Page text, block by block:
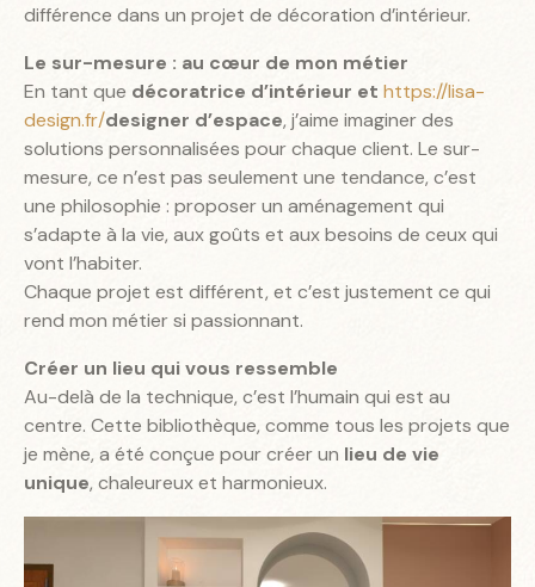
différence dans un projet de décoration d’intérieur.
Le sur-mesure : au cœur de mon métier
En tant que décoratrice d’intérieur et https://lisa-
design.fr/designer d’espace, j’aime imaginer des
solutions personnalisées pour chaque client. Le sur-
mesure, ce n’est pas seulement une tendance, c’est
une philosophie : proposer un aménagement qui
s’adapte à la vie, aux goûts et aux besoins de ceux qui
vont l’habiter.
Chaque projet est différent, et c’est justement ce qui
rend mon métier si passionnant.
Créer un lieu qui vous ressemble
Au-delà de la technique, c’est l’humain qui est au
centre. Cette bibliothèque, comme tous les projets que
je mène, a été conçue pour créer un lieu de vie
unique, chaleureux et harmonieux.